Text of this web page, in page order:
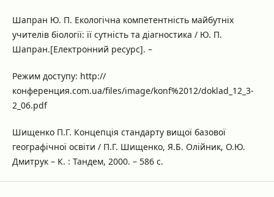
Шапран Ю. П. Екологічна компетентність майбутніх
учителів біології: її сутність та діагностика / Ю. П.
Шапран.[Електронний ресурс]. –
Режим доступу: http://
конференция.com.ua/files/image/konf%2012/doklad_12_3-
2_06.pdf
Шищенко П.Г. Концепція стандарту вищої базової
географічної освіти / П.Г. Шищенко, Я.Б. Олійник, О.Ю.
Дмитрук – К. : Тандем, 2000. – 586 с.